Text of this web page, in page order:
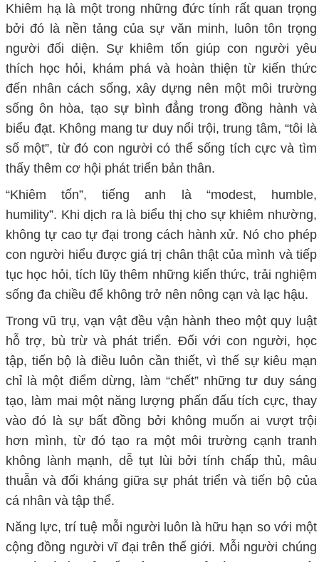
Khiêm hạlà một trong những đức tính rất quan trọng
bởi đó là nền tảng của sự văn minh, luôn tôn trọng
người đối diện. Sự khiêm tốn giúp con người yêu
thích học hỏi, khám phá và hoàn thiện từ kiến thức
đến nhân cách sống, xây dựng nên một môi trường
sống ôn hòa, tạo sự bình đẳng trong đồng hành và
biểu đạt. Không mang tư duy nổi trội, trung tâm, “tôi là
số một”, từ đó con ngườicó thể sống tích cực và tìm
thấy thêm cơ hội phát triển bản thân.
“Khiêm tốn”, tiếng anh là “modest, humble,
humility”. Khi dịch ra là biểu thị cho sự khiêm nhường,
không tự cao tự đại trong cách hành xử. Nó cho phép
con người hiểu được giá trị chân thậtcủa mình và tiếp
tục học hỏi, tích lũy thêm những kiến thức, trải nghiệm
sống đa chiều để không trở nên nông cạn và lạc hậu.
Trong vũ trụ, vạn vậtđều vận hành theo một quy luật
hỗ trợ, bù trừ và phát triển. Đối với con người, học
tập, tiến bộ là điều luôn cần thiết, vì thế sự kiêu mạn
chỉ là một điểm dừng, làm “chết” những tư duy sáng
tạo, làm mai một năng lượng phấn đấu tích cực, thay
vào đó là sự bất đồng bởi không muốn ai vượt trội
hơn mình, từ đótạo ra một môi trường cạnh tranh
không lành mạnh, dễ tụt lùi bởitính chấp thủ, mâu
thuẫn và đối kháng giữa sự phát triển và tiến bộ của
cá nhân và tập thể.
Năng lực, trí tuệ mỗi người luôn là hữu hạn so với một
cộng đồng người vĩ đại trên thế giới. Mỗi người chúng